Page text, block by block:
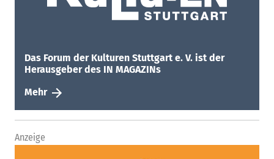
Das Forum der Kulturen Stuttgart e. V. ist der
Herausgeber des IN MAGAZINs
Mehr
Anzeige